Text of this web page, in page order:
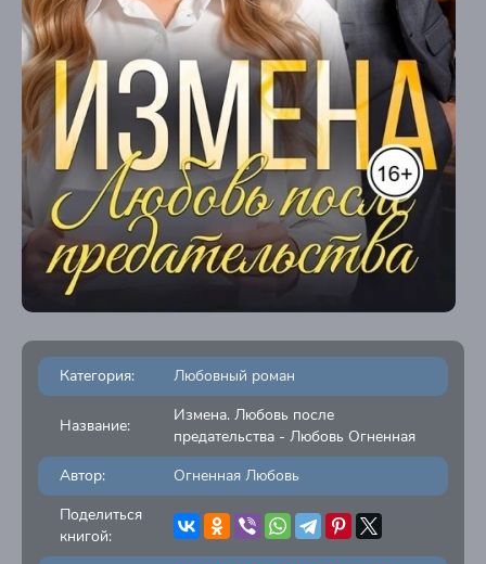
Категория: Любовный роман
Название:
Измена. Любовь после
предательства - Любовь Огненная
Автор:
Огненная Любовь
Поделиться
книгой: